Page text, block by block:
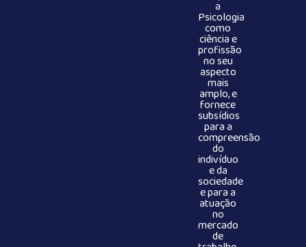
a
Psicologia
como
ciência e
profissão
no seu
aspecto
mais
amplo, e
fornece
subsídios
para a
compreensão
do
indivíduo
e da
sociedade
e para a
atuação
no
mercado
de